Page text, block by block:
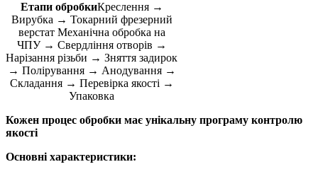
Етапи обробкиКреслення →
Вирубка → Токарний фрезерний
верстат Механічна обробка на
ЧПУ → Свердління отворів →
Нарізання різьби → Зняття задирок
→ Полірування → Анодування →
Складання → Перевірка якості →
Упаковка
Кожен процес обробки має унікальну програму контролю
якості
Основні характеристики: